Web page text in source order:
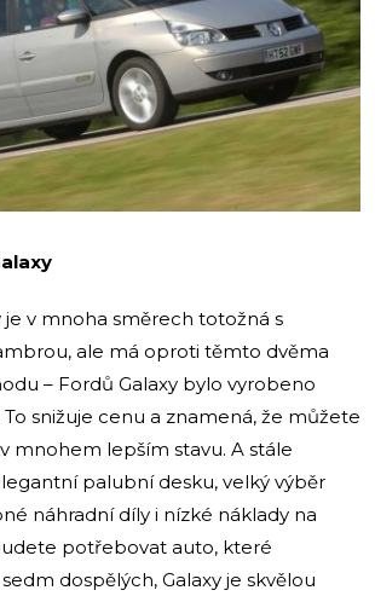
je v mnoha směrech totožná s
ale má oproti těmto dvěma
– Fordů Galaxy bylo vyrobeno
snižuje cenu a znamená, že můžete
mnohem lepším stavu. A stále
palubní desku, velký výběr
náhradní díly i nízké náklady na
potřebovat auto, které
dospělých, Galaxy je skvělou